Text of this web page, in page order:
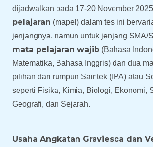
dijadwalkan pada 17-20 November 2025
pelajaran (mapel) dalam tes ini
jenjangnya, namun untuk jenjang SMA/
mata pelajaran wajib (Bahasa
Matematika, Bahasa Inggris) dan dua
pilihan dari rumpun Saintek (IPA) atau
seperti Fisika, Kimia, Biologi, Ekonomi,
Geografi, dan Sejarah.
Usaha Angkatan Graviesca dan